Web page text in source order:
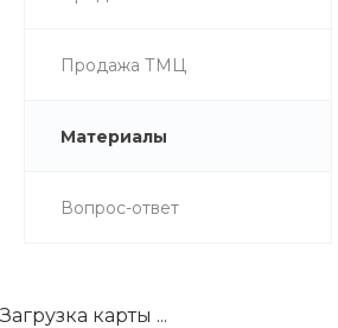
Продажа ТМЦ
Материалы
Вопрос-ответ
Загрузка карты ...